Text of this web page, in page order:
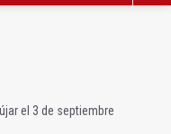
el 3 de septiembre